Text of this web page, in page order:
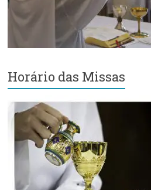
Sé
Bom
Horário das Missas